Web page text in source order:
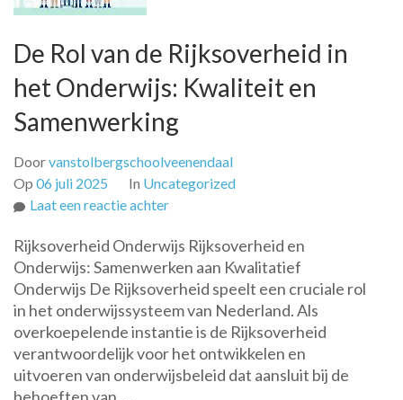
De Rol van de Rijksoverheid in
het Onderwijs: Kwaliteit en
Samenwerking
Doorvanstolbergschoolveenendaal
Op 06 juli 2025 In Uncategorized
Laat een reactie achterop
Rol
van
de
Rijksoverheid
in
het
Onderwijs:
Rijksoverheid Onderwijs Rijksoverheid en
Onderwijs: Samenwerken aan Kwalitatief
Onderwijs De Rijksoverheid speelt een cruciale rol
in het onderwijssysteem van Nederland. Als
overkoepelende instantie is de Rijksoverheid
verantwoordelijk voor het ontwikkelen en
uitvoeren van onderwijsbeleid dat aansluit bij de